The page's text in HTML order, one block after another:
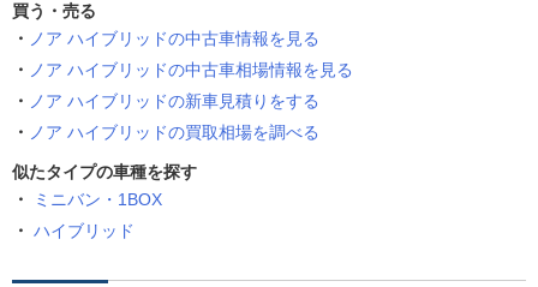
買う・売る
ノア ハイブリッドの中古車情報を見る
ノア ハイブリッドの中古車相場情報を見る
ノア ハイブリッドの新車見積りをする
ノア ハイブリッドの買取相場を調べる
似たタイプの車種を探す
ミニバン・1BOX
ハイブリッド